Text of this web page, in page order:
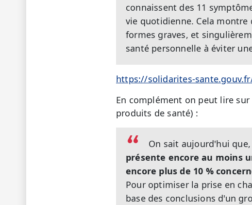
connaissent des 11
vie quotidienne. Cela montre
formes graves, et
santé personnelle à éviter
https://solidarites-
En complément on peut lire
produits de santé) :
On sait aujourd'hui
présente encore au moins
encore plus de 10 %
Pour optimiser la prise en
base des conclusions d'un